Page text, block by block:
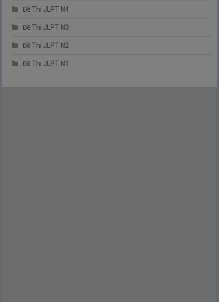
Đề Thi JLPT N4
Đề Thi JLPT N3
Đề Thi JLPT N2
Đề Thi JLPT N1